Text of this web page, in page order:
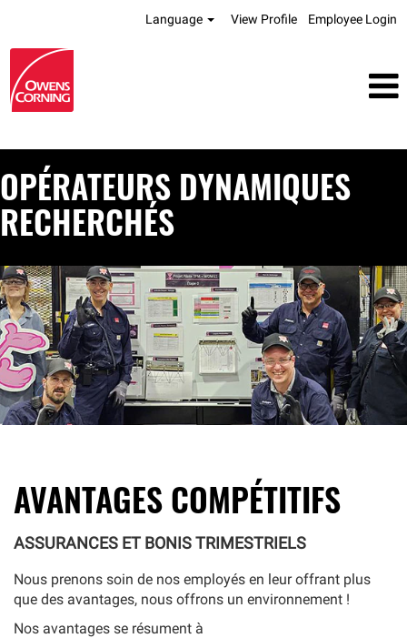
Language View Profile Employee Login
JOBS
IN
QUEBEC
OPÉRATEURS DYNAMIQUES
RECHERCHÉS
AVANTAGES COMPÉTITIFS
ASSURANCES ET BONIS TRIMESTRIELS
Nous prenons soin de nos employés en leur offrant plus
que des avantages, nous offrons un environnement !
Nos avantages se résument à